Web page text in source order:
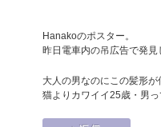
Hanakoのポスター。
昨日電車内の吊広告で発見
大人の男なのにこの髪形が
猫よりカワイイ25歳・男